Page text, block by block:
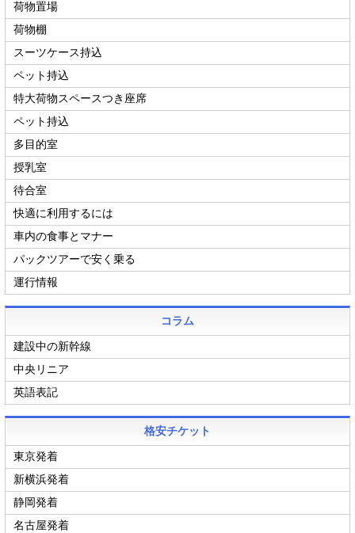
荷物置場
荷物棚
スーツケース持込
ペット持込
特大荷物スペースつき座席
ペット持込
多目的室
授乳室
待合室
快適に利用するには
車内の食事とマナー
パックツアーで安く乗る
運行情報
コラム
建設中の新幹線
中央リニア
英語表記
格安チケット
東京発着
新横浜発着
静岡発着
名古屋発着